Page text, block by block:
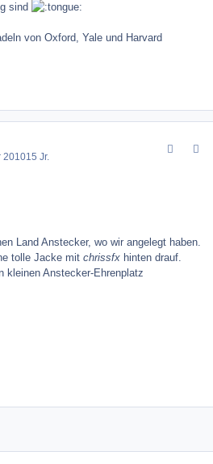
sind
von Oxford, Yale und Harvard
201015 Jr.
Land Anstecker, wo wir angelegt haben.
tolle Jacke mit chrissfx hinten drauf.
kleinen Anstecker-Ehrenplatz